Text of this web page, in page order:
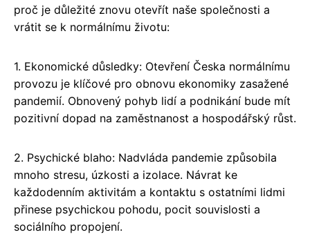
proč je důležité znovu otevřít naše společnosti a
vrátit se k normálnímu životu:
1. Ekonomické důsledky: Otevření Česka normálnímu
provozu je klíčové pro obnovu ekonomiky zasažené
pandemií. Obnovený pohyb lidí a podnikání bude mít
pozitivní dopad na zaměstnanost a hospodářský růst.
2. Psychické blaho: Nadvláda pandemie způsobila
mnoho stresu, úzkosti a izolace. Návrat ke
každodenním aktivitám a kontaktu s ostatními lidmi
přinese psychickou pohodu, pocit souvislosti a
sociálního propojení.